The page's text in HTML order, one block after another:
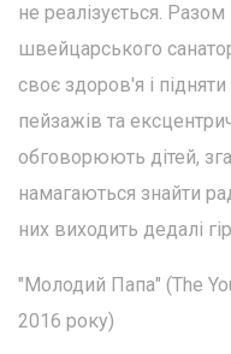
не реалізується.
швейцарського
своє здоров'я і
пейзажів та
обговорюють дітей,
намагаються знайти
них виходить дедалі
"Молодий Папа" (The
2016 року)